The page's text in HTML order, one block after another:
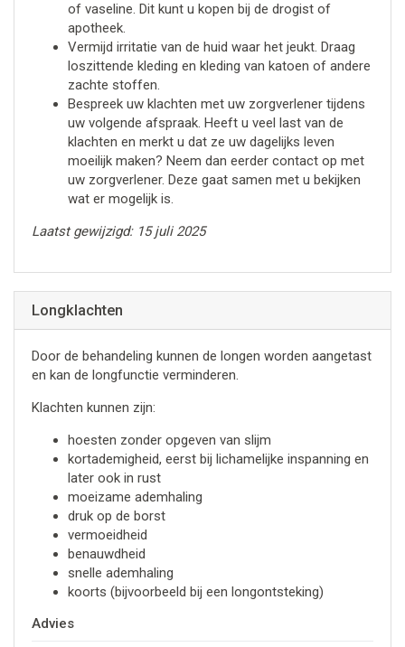
of vaseline. Dit kunt u kopen bij de drogist of
apotheek.
Vermijd irritatie van de huid waar het jeukt. Draag
loszittende kleding en kleding van katoen of andere
zachte stoffen.
Bespreek uw klachten met uw zorgverlener tijdens
uw volgende afspraak. Heeft u veel last van de
klachten en merkt u dat ze uw dagelijks leven
moeilijk maken? Neem dan eerder contact op met
uw zorgverlener. Deze gaat samen met u bekijken
wat er mogelijk is.
Laatst gewijzigd: 15 juli 2025
Longklachten
Door de behandeling kunnen de longen worden aangetast
en kan de longfunctie verminderen.
Klachten kunnen zijn:
hoesten zonder opgeven van slijm
kortademigheid, eerst bij lichamelijke inspanning en
later ook in rust
moeizame ademhaling
druk op de borst
vermoeidheid
benauwdheid
snelle ademhaling
koorts (bijvoorbeeld bij een longontsteking)
Advies